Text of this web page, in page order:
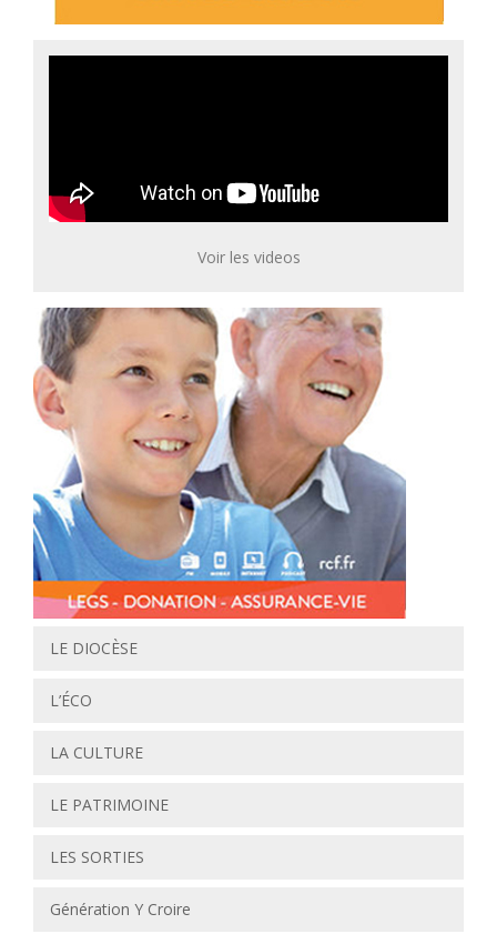
Voir les videos
LE DIOCÈSE
L’ÉCO
LA CULTURE
LE PATRIMOINE
LES SORTIES
Génération Y Croire